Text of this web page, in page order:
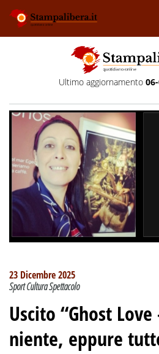
Ultimo aggiornamento
23 Dicembre 2025
Sport Cultura Spettacolo
Uscito “Ghost
niente, eppure